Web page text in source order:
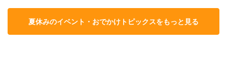
夏休みのイベント・おでかけトピックスをもっと見る